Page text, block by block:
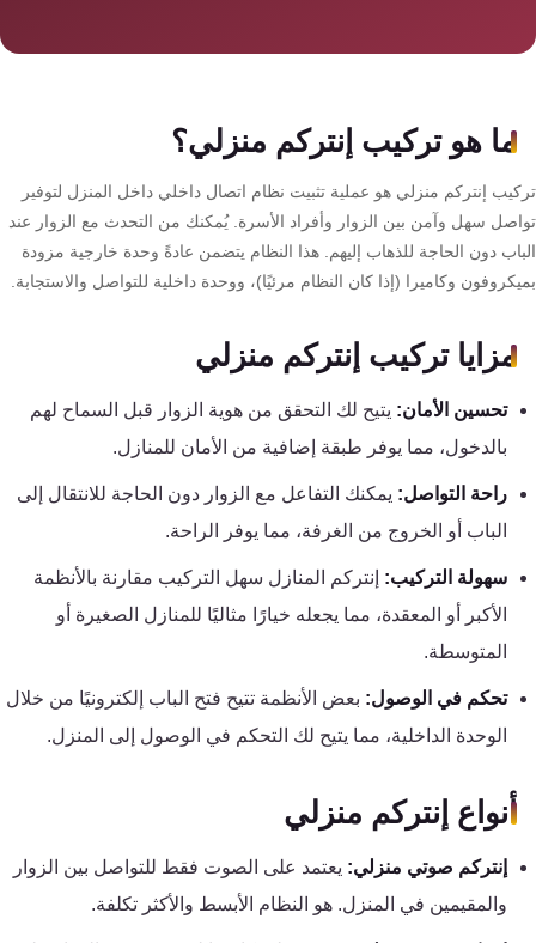
ما هو تركيب إنتركم منزلي؟
إنتركم منزلي هو عملية تثبيت نظام اتصال داخلي داخل المنزل لتوفير
سهل وآمن بين الزوار وأفراد الأسرة. يُمكنك من التحدث مع الزوار عند
دون الحاجة للذهاب إليهم. هذا النظام يتضمن عادةً وحدة خارجية مزودة
وكاميرا (إذا كان النظام مرئيًا)، ووحدة داخلية للتواصل والاستجابة.
مزايا تركيب إنتركم منزلي
تحسين الأمان:يتيح لك التحقق من هوية الزوار قبل السماح لهم
بالدخول، مما يوفر طبقة إضافية من الأمان للمنازل.
راحة التواصل: يمكنك التفاعل مع الزوار دون الحاجة للانتقال إلى
الباب أو الخروج من الغرفة، مما يوفر الراحة.
سهولة التركيب:إنتركم المنازل سهل التركيب مقارنة بالأنظمة
الأكبر أو المعقدة، مما يجعله خيارًا مثاليًا للمنازل الصغيرة أو
المتوسطة.
تحكم في الوصول: بعض الأنظمة تتيح فتح الباب إلكترونيًا من خلال
الوحدة الداخلية، مما يتيح لك التحكم في الوصول إلى المنزل.
أنواع إنتركم منزلي
إنتركم صوتي منزلي: يعتمد على الصوت فقط للتواصل بين الزوار
والمقيمين في المنزل. هو النظام الأبسط والأكثر تكلفة.
هوم
سيستم
حلول
أمنية
للشركات
بصمة
الحضور
تقوية
شبكات
المحمول
والانترنت
أنظمة
إنذار
السرقة